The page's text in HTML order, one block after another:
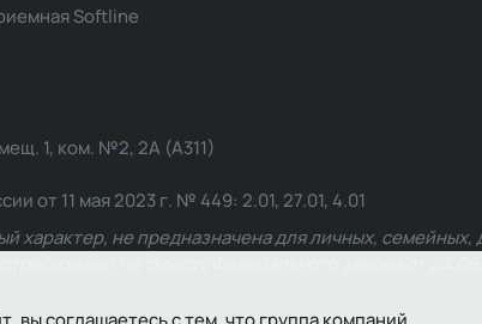
Softline
1, ком. №2, 2А (А311)
от 11 мая 2023 г. № 449: 2.01, 27.01, 4.01
характер, не предназначена для личных,